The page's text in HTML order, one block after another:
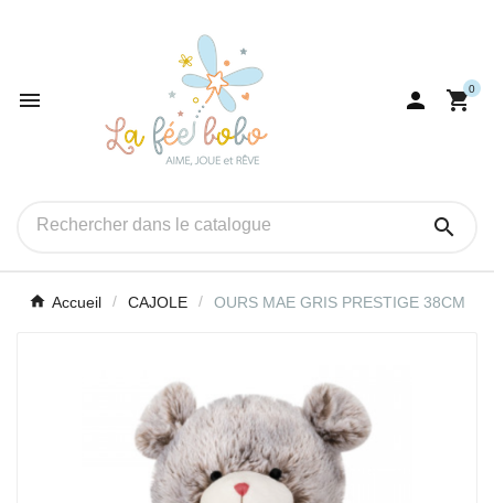
  0

Accueil CAJOLE OURS MAE GRIS PRESTIGE 38CM